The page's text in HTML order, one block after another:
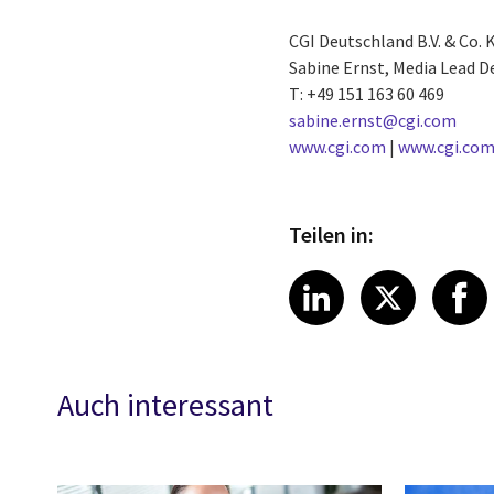
CGI Deutschland B.V. & Co.
Sabine Ernst, Media Lead
T: +49 151 163 60 469
sabine.ernst@cgi.com
www.cgi.com |
Teilen in:
Share article
LinkedIn
Share
X
Auch interessant